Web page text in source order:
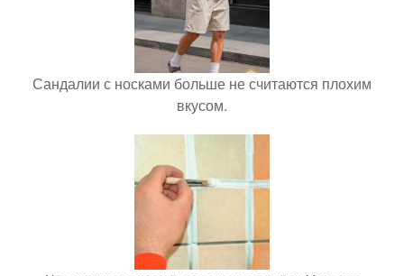
Сандалии с носками больше не считаются плохим
вкусом.